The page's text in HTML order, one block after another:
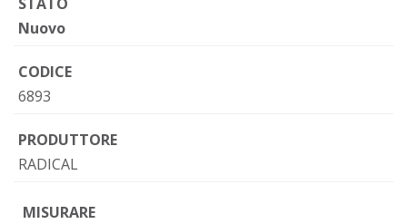
Nuovo
CODICE
6893
PRODUTTORE
RADICAL
MISURARE